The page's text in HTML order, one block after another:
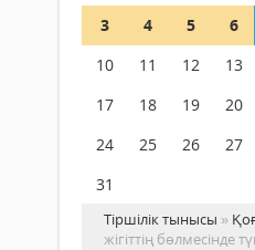
3
4 5 6
10
11 12 13
17
18 19 20
24
25 26 27
31
Тіршілік тынысы »
жігіттің бөлмесінде